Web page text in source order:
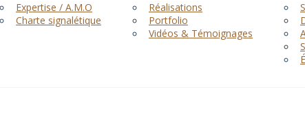
Expertise / A.M.O
Charte signalétique
Réalisations
Portfolio
Vidéos & Témoignages